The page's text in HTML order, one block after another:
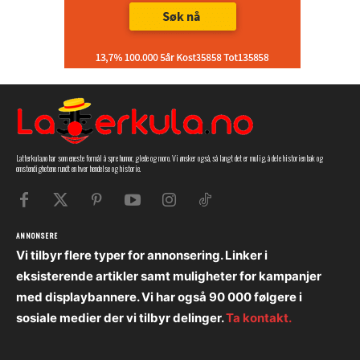
Latterkula.no har som eneste formål å spre humor, glede og moro. Vi ønsker også, så langt det er mulig, å dele historien bak og
omstendighetene rundt en hver hendelse og historie.
ANNONSERE
Vi tilbyr flere typer for annonsering. Linker i
eksisterende artikler samt muligheter for kampanjer
med displaybannere. Vi har også 90 000 følgere i
sosiale medier der vi tilbyr delinger.Ta kontakt.